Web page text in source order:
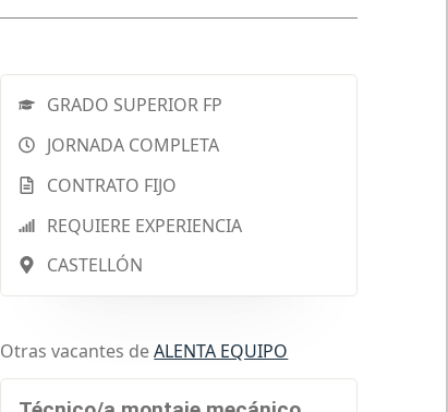
GRADO SUPERIOR FP
JORNADA COMPLETA
CONTRATO FIJO
REQUIERE EXPERIENCIA
CASTELLÓN
Otras vacantes deALENTA EQUIPO